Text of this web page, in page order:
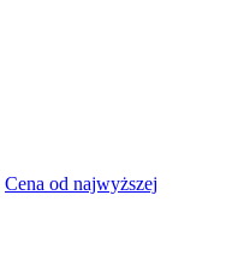
Cena od najwyższej